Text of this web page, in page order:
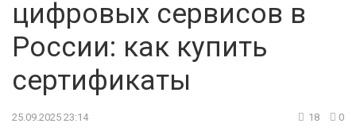
цифровых сервисов в
России: как купить
сертификаты
25.09.2025 23:14 18 0